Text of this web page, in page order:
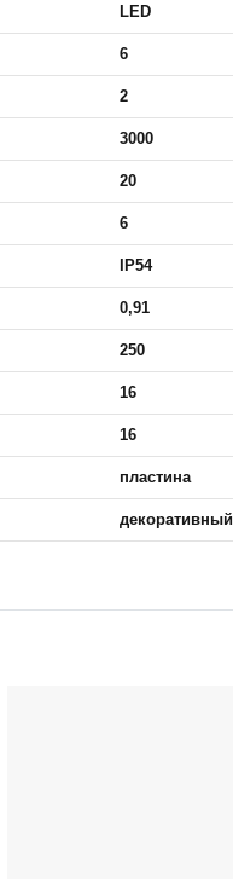
LED
6
2
3000
20
6
IP54
0,91
250
16
16
пластина
декоративный